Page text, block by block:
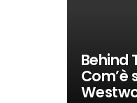
Behind